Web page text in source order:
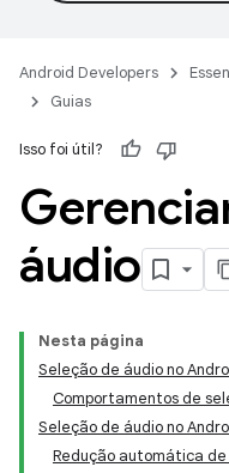
Android Developers
Guias
Isso foi útil?
áudio
Nesta página
Seleção de áudio no
Comportamentos de
Seleção de áudio no
Redução automática de